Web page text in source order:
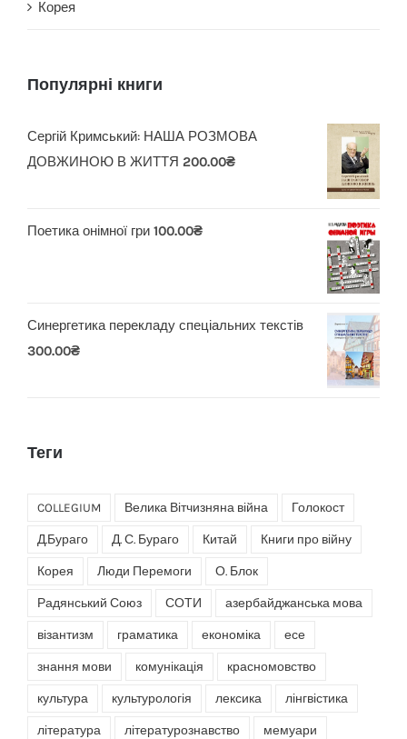
Корея
Популярні книги
Сергій Кримський: НАША РОЗМОВА
ДОВЖИНОЮ В ЖИТТЯ 200.00₴
Поетика онімної гри 100.00₴
Синергетика перекладу спеціальних текстів
300.00₴
Теги
COLLEGIUM Велика Вітчизняна війна Голокост
Д.Бураго Д. С. Бураго Китай Книги про війну
Корея Люди Перемоги О. Блок
Радянський Союз СОТИ азербайджанська мова
візантизм граматика економіка есе
знання мови комунікація красномовство
культура культурологія лексика лінгвістика
література літературознавство мемуари